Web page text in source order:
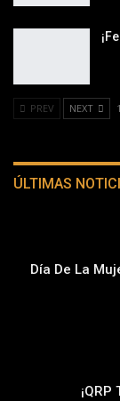
PREV NEXT
ÚLTIMAS
Día De La